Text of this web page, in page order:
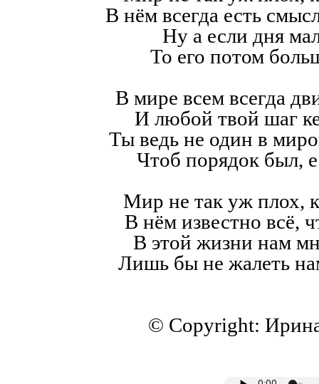
В нём всегда есть
Ну а если дня
То его потом
В мире всем всегда
И любой твой шаг
Ты ведь не один в
Чтоб порядок был,
Мир не так уж плох,
В нём известно всё,
В этой жизни нам
Лишь бы не жалеть
© Copyright: